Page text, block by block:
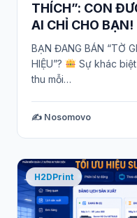
THÍCH”: CON
AI CHỈ CHO BẠN!
BẠN ĐANG BÁN “TỜ
HIỆU”?
Sự khác
thu mỗi…
✍️ Nosomovo
H2DPrint